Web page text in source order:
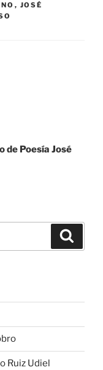
, JOSÉ
de Poesía José
Ruiz Udiel